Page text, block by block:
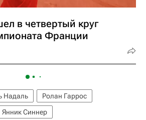
в четвертый круг
Франции
Надаль
Ролан Гаррос
Янник Синнер